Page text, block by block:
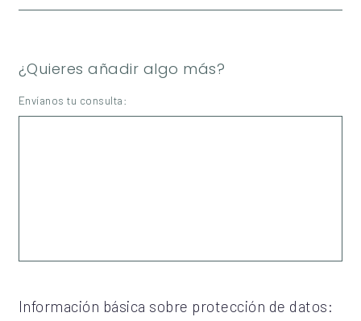
¿Quieres añadir algo más?
Envíanos tu consulta:
Información básica sobre protección de datos: